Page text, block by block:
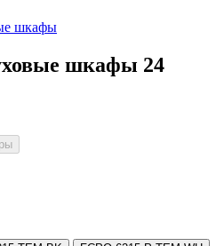
шкафы
шкафы 24